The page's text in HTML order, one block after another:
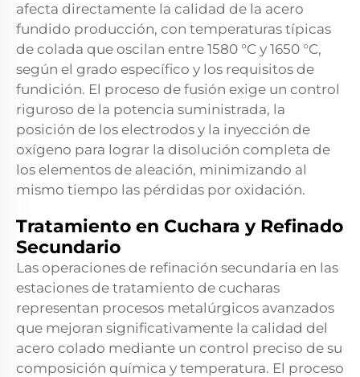
afecta directamente la calidad de la acero
fundido producción, con temperaturas típicas
de colada que oscilan entre 1580 °C y 1650 °C,
según el grado específico y los requisitos de
fundición. El proceso de fusión exige un control
riguroso de la potencia suministrada, la
posición de los electrodos y la inyección de
oxígeno para lograr la disolución completa de
los elementos de aleación, minimizando al
mismo tiempo las pérdidas por oxidación.
Tratamiento en Cuchara y Refinado
Secundario
Las operaciones de refinación secundaria en las
estaciones de tratamiento de cucharas
representan procesos metalúrgicos avanzados
que mejoran significativamente la calidad del
acero colado mediante un control preciso de su
composición química y temperatura. El proceso